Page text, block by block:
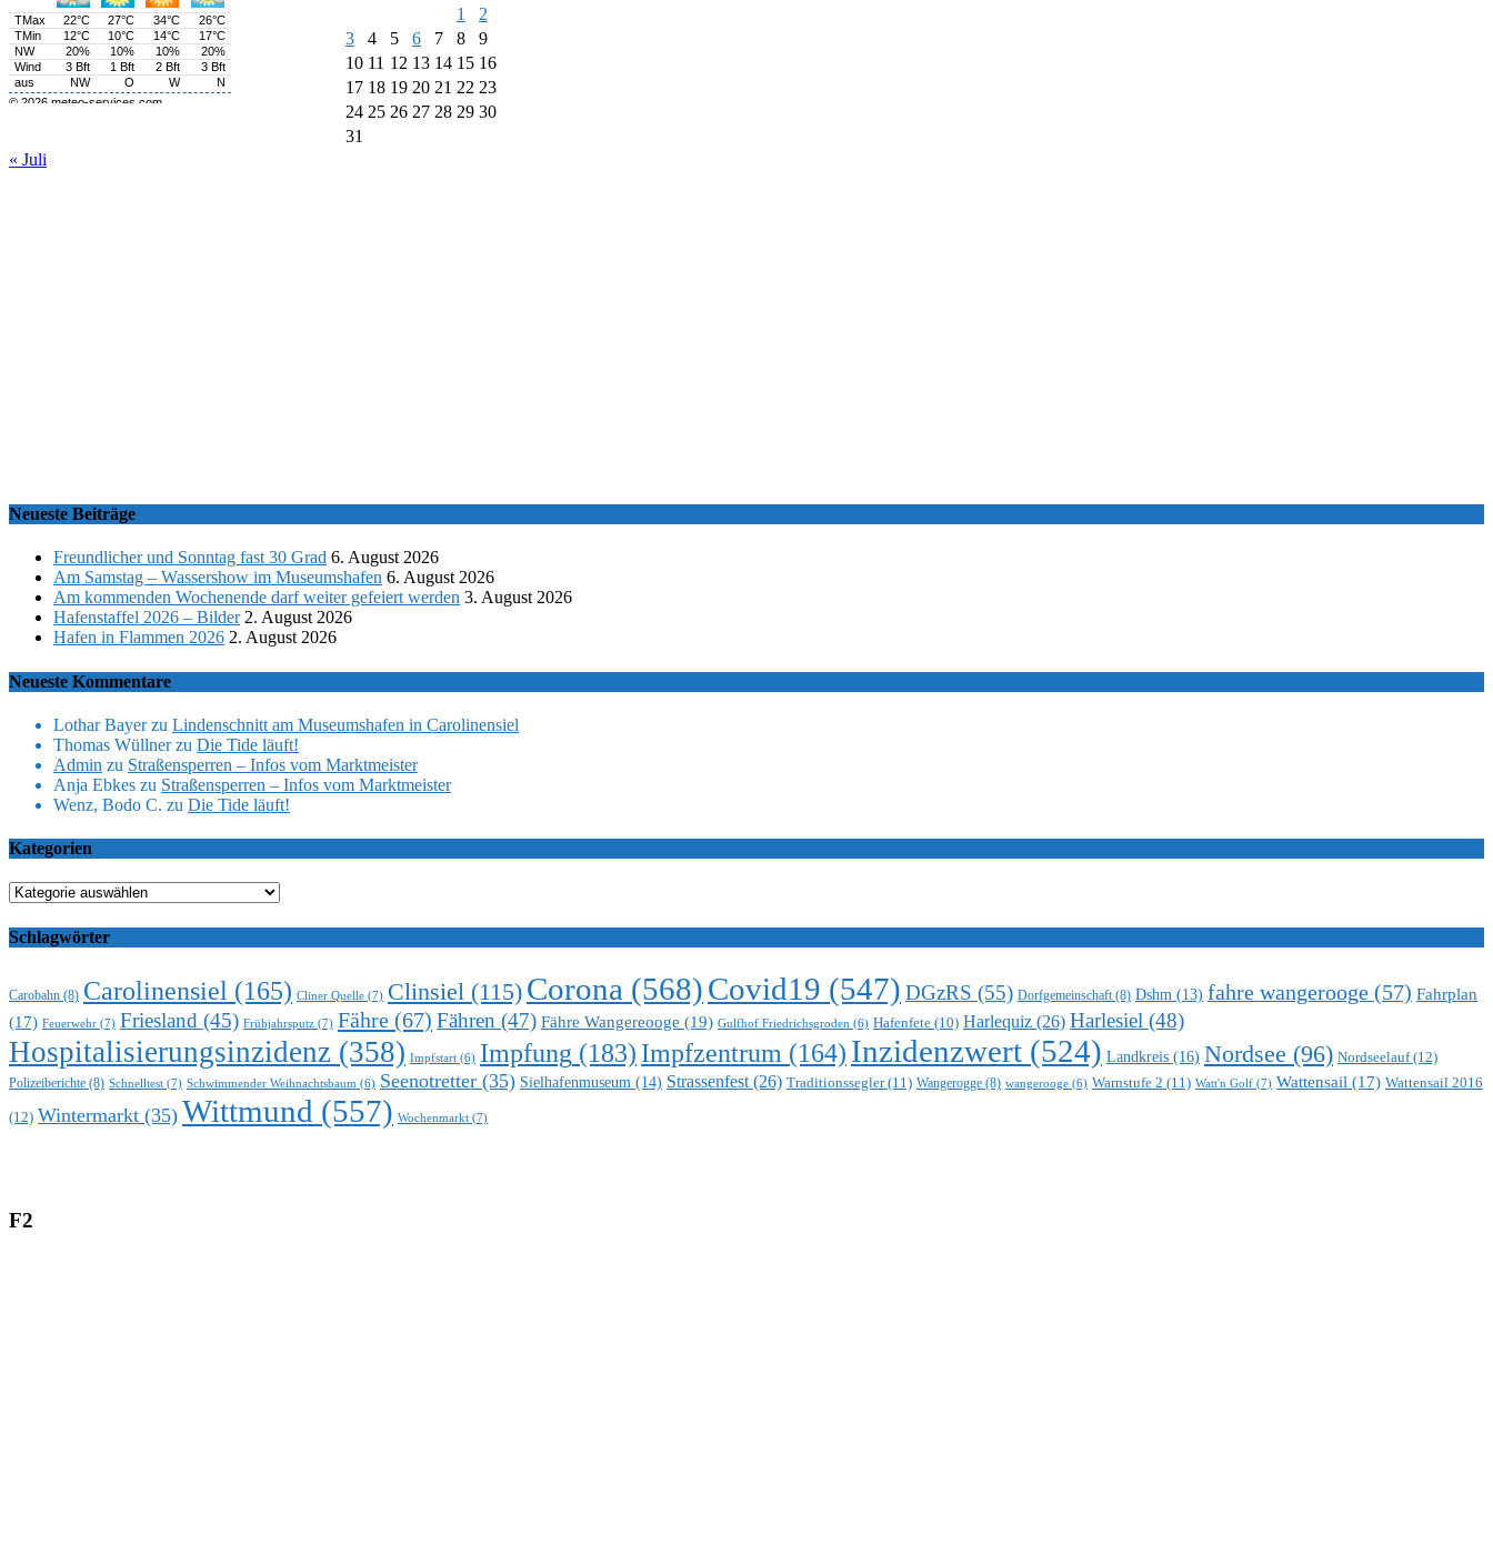
1
2
3
4 5 6 7 8
9
10 11 12 13 14 15 16
17 18 19 20 21 22 23
24 25 26 27 28 29 30
31
« Juli
Neueste Beiträge
Freundlicher und Sonntag fast 30 Grad 6. August 2026
Am Samstag – Wassershow im Museumshafen 6. August 2026
Am kommenden Wochenende darf weiter gefeiert werden 3. August 2026
Hafenstaffel 2026 – Bilder 2. August 2026
Hafen in Flammen 2026 2. August 2026
Neueste Kommentare
Lothar Bayerzu Lindenschnitt am Museumshafen in Carolinensiel
Thomas Wüllnerzu Die Tide läuft!
Admin zu Straßensperren – Infos vom Marktmeister
Anja Ebkes zu Straßensperren – Infos vom Marktmeister
Wenz, Bodo C. zu Die Tide läuft!
Kategorien
Kategorien
Schlagwörter
Carobahn (8) Carolinensiel (165) Cliner Quelle (7) Clinsiel (115) Corona (568)Covid19 (547) DGzRS (55) Dorfgemeinschaft(8) Dshm (13) fahre wangerooge (57) Fahrplan
(17) Feuerwehr (7) Friesland (45) Frühjahrsputz (7) Fähre (67) Fähren (47) Fähre Wangereooge (19) Gulfhof Friedrichsgroden (6) Hafenfete (10) Harlequiz (26) Harlesiel (48)
Hospitalisierungsinzidenz (358) Impfstart (6) Impfung (183) Impfzentrum (164) Inzidenzwert (524) Landkreis (16) Nordsee (96) Nordseelauf(12)
Polizeiberichte (8) Schnelltest (7) Schwimmender Weihnachtsbaum (6) Seenotretter (35) Sielhafenmuseum (14) Strassenfest(26) Traditionssegler(11) Wangerogge (8) wangerooge (6) Warnstufe 2 (11) Watt'n Golf (7) Wattensail (17) Wattensail 2016
(12) Wintermarkt (35) Wittmund (557) Wochenmarkt (7)
F2